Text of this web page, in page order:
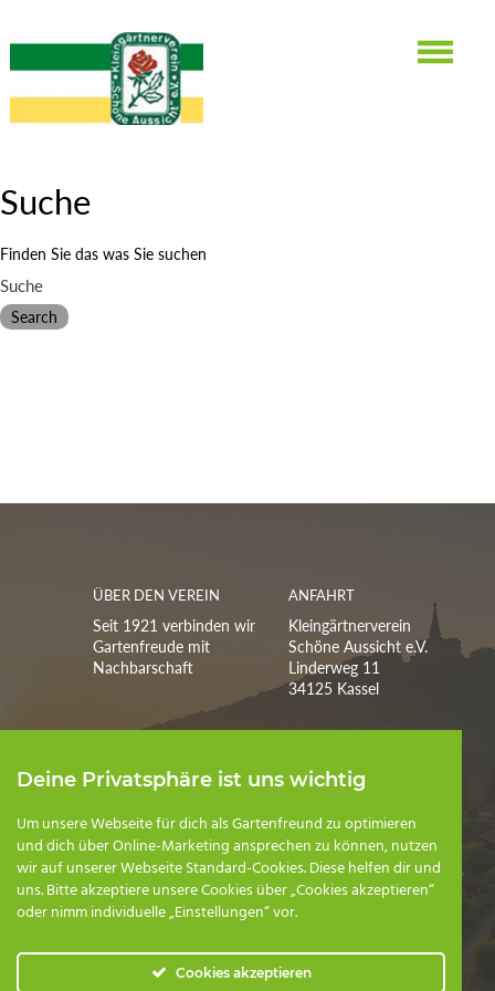
Suche
Suche
Finden Sie das was Sie suchen
ÜBER DEN VEREIN
Seit 1921 verbinden wir
Gartenfreude mit
Nachbarschaft
ANFAHRT
Kleingärtnerverein
Schöne Aussicht e.V.
Linderweg 11
34125 Kassel
KGV Schöne Aussicht
Kleebergstraße 15
34376 Immenhausen
Telefon:
+4917659990214
schoene-aussicht-
kassel.de
Deine Privatsphäre ist uns wichtig
Um unsere Webseite für dich als Gartenfreund zu optimieren
und dich über Online-Marketing ansprechen zu können, nutzen
wir auf unserer Webseite Standard-Cookies. Diese helfen dir und
uns. Bitte akzeptiere unsere Cookies über „Cookies akzeptieren“
oder nimm individuelle „Einstellungen“ vor.
Cookies akzeptieren